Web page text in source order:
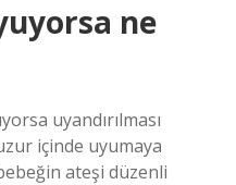
ne
uyandırılması
içinde uyumaya
ateşi düzenli